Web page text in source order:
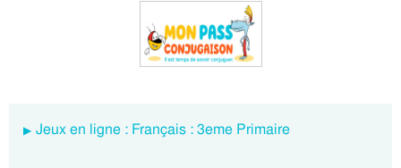
Jeux en ligne : Français : 3eme Primaire